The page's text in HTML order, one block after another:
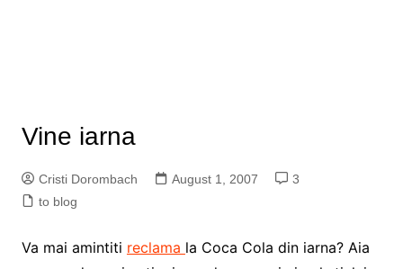
Vine iarna
Cristi Dorombach August 1, 2007
3
to blog
Va mai amintiti reclama la Coca Cola din iarna? Aia